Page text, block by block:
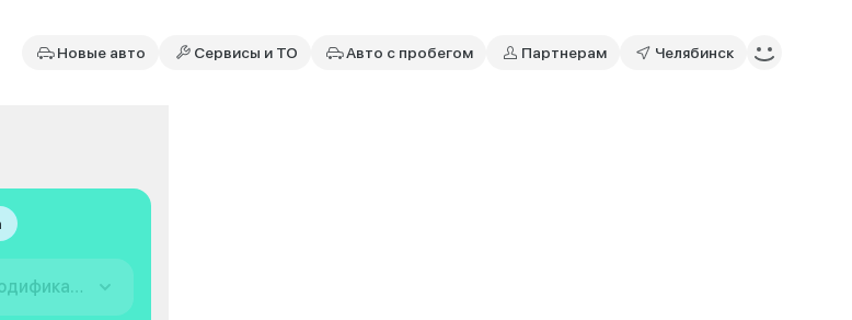
Новые авто Сервисы и ТО Авто с пробегом Партнерам Челябинск
Модификация